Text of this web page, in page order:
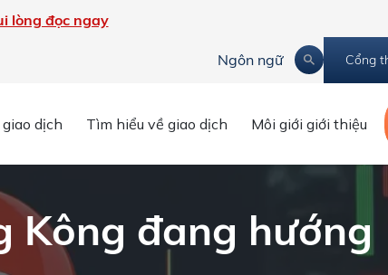
lòng đọc ngay
Ngôn ngữ Cổng
dịch Tìm hiểu về giao dịch Môi giới giới thiệu
đang hướng đến các mức hỗ trợ
Kông đang hướng